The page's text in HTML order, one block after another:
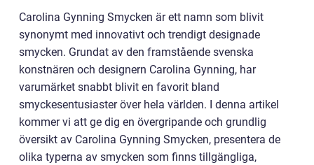
Carolina Gynning Smycken är ett namn som blivit
synonymt med innovativt och trendigt designade
smycken. Grundat av den framstående svenska
konstnären och designern Carolina Gynning, har
varumärket snabbt blivit en favorit bland
smyckesentusiaster över hela världen. I denna artikel
kommer vi att ge dig en övergripande och grundlig
översikt av Carolina Gynning Smycken, presentera de
olika typerna av smycken som finns tillgängliga,